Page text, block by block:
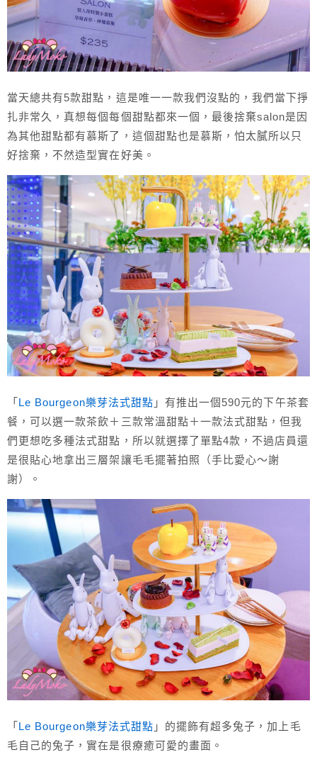
當天總共有5款甜點，這是唯一一款我們沒點的，我們當下掙
扎非常久，真想每個每個甜點都來一個，最後捨棄salon是因
為其他甜點都有慕斯了，這個甜點也是慕斯，怕太膩所以只
好捨棄，不然造型實在好美。
「 Le Bourgeon樂芽法式甜點 」有推出一個590元的下午茶套
餐，可以選一款茶飲＋三款常溫甜點＋一款法式甜點，但我
們更想吃多種法式甜點，所以就選擇了單點4款，不過店員還
是很貼心地拿出三層架讓毛毛擺著拍照（手比愛心～謝
謝）。
「 Le Bourgeon樂芽法式甜點 」的擺飾有超多兔子，加上毛
毛自己的兔子，實在是很療癒可愛的畫面。